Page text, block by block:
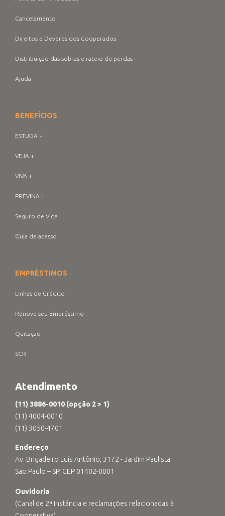
Cancelamento
Direitos e Deveres dos Cooperados
Distribuição das sobras e rateio de perdas
Ajuda
BENEFÍCIOS
ESTUDA +
VEJA +
VIVA +
PREVINA +
Seguro de Vida
Guia de acesso
EMPRÉSTIMOS
Linhas de Crédito
Renove seu Empréstimo
Quitação
SCR
Atendimento
(11) 3886-0010 (opção 2 > 1)
(11) 4004-0010
(11) 3050-4701
Endereço
Av. Brigadeiro Luís Antônio, 3172 - Jardim Paulista
São Paulo – SP, CEP 01402-0001
Ouvidoria
(Canal de 2ª instância e reclamações relacionadas à